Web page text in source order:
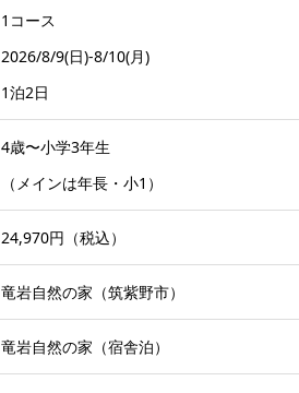
1コース
2026/8/9(日)-8/10(月)
1泊2日
4歳〜小学3年生
（メインは年長・小1）
24,970円（税込）
竜岩自然の家（筑紫野市）
竜岩自然の家（宿舎泊）